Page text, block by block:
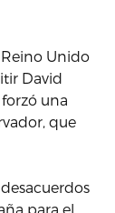
Unido
David
una
que
para el